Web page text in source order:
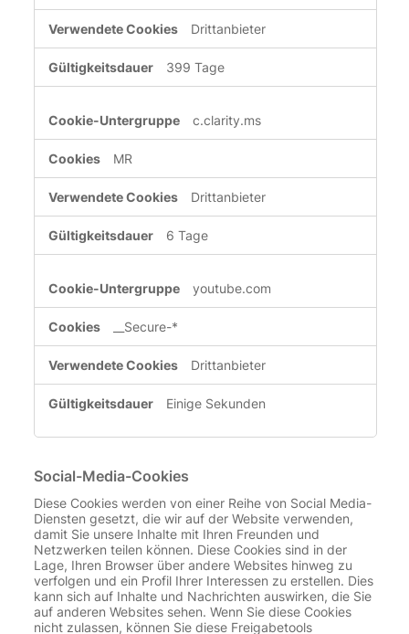
Drittanbieter
399 Tage
c.clarity.ms
MR
Drittanbieter
6 Tage
youtube.com
__Secure-*
Drittanbieter
Einige Sekunden
Social-Media-Cookies
Diese Cookies werden von einer Reihe von Social Media-
Diensten gesetzt, die wir auf der Website verwenden,
damit Sie unsere Inhalte mit Ihren Freunden und
Netzwerken teilen können. Diese Cookies sind in der
Lage, Ihren Browser über andere Websites hinweg zu
verfolgen und ein Profil Ihrer Interessen zu erstellen. Dies
kann sich auf Inhalte und Nachrichten auswirken, die Sie
auf anderen Websites sehen. Wenn Sie diese Cookies
nicht zulassen, können Sie diese Freigabetools